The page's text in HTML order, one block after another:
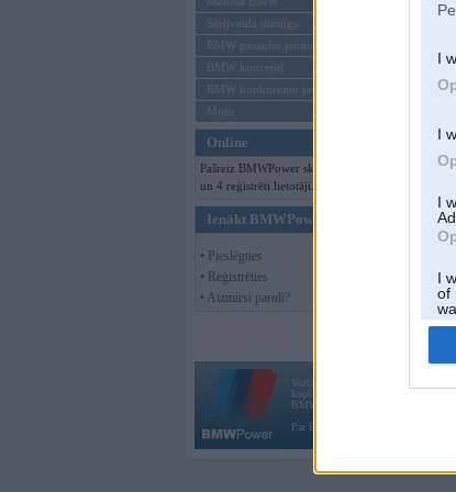
I
I
I
I
of
Sērijveida tūnings
BMW pasaules jaunumi
BMW koncepti
BMW konkurentu jaunumi
Moto
Online
Pašreiz BMWPower skatās 92 viesi
un 4 reģistrēti lietotāji.
Ienākt BMWPower
• Pieslēgties
• Reģistrēties
• Aizmirsi paroli?
Vortāls BMWPower.lv darbojas
kopš 2002. gada 14. maija. Tas nav
BMW AG.
Par BMWPower